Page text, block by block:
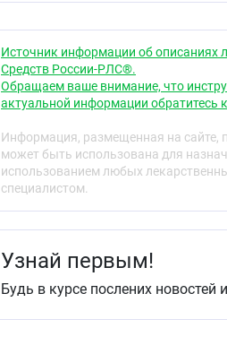
Этамзилат практически не
липопротеинов. Скорость
Уменьшает выход жидкости и
сосудистого русла, улучшает
сосудосуживающего действия.
Обладая антигиалуронидазной
кислоту, препятствует
капилляров
резистентность капилляров,
при патологических процессах.
лечении различных
Фармакокинетика
После приёма внутрь препарат
Максимальная концентрация в
Источник информации об описаниях
Средств России-РЛС®.
Обращаем ваше внимание, что
актуальной информации обратитесь
Информация, размещенная на сайте,
может быть использована для
использованием любых
специалистом.
Узнай первым!
Будь в курсе послених новостей